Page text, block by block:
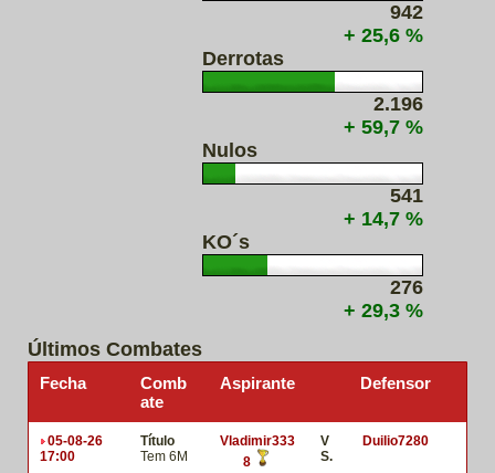
942
+ 25,6 %
Derrotas
2.196
+ 59,7 %
Nulos
541
+ 14,7 %
KO´s
276
+ 29,3 %
Últimos Combates
Fecha
Comb
ate
Aspirante Defensor
05-08-26
17:00
Título
Tem 6M
Vladimir333
8
V
S.
Duilio7280